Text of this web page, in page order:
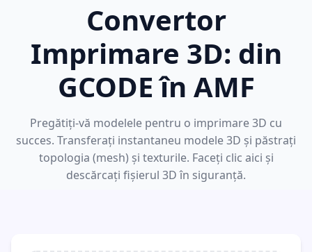
Convertor
Imprimare 3D: din
GCODE în AMF
Pregătiți-vă modelele pentru o imprimare 3D cu
succes. Transferați instantaneu modele 3D și păstrați
topologia (mesh) și texturile. Faceți clic aici și
descărcați fișierul 3D în siguranță.